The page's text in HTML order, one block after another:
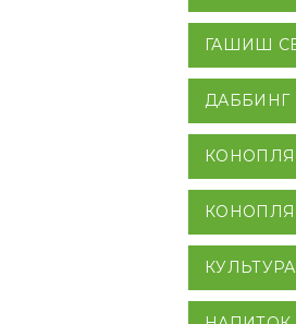
ГАШИШ
ДАББИНГ
КОНОПЛЯ
КУЛЬТУРА